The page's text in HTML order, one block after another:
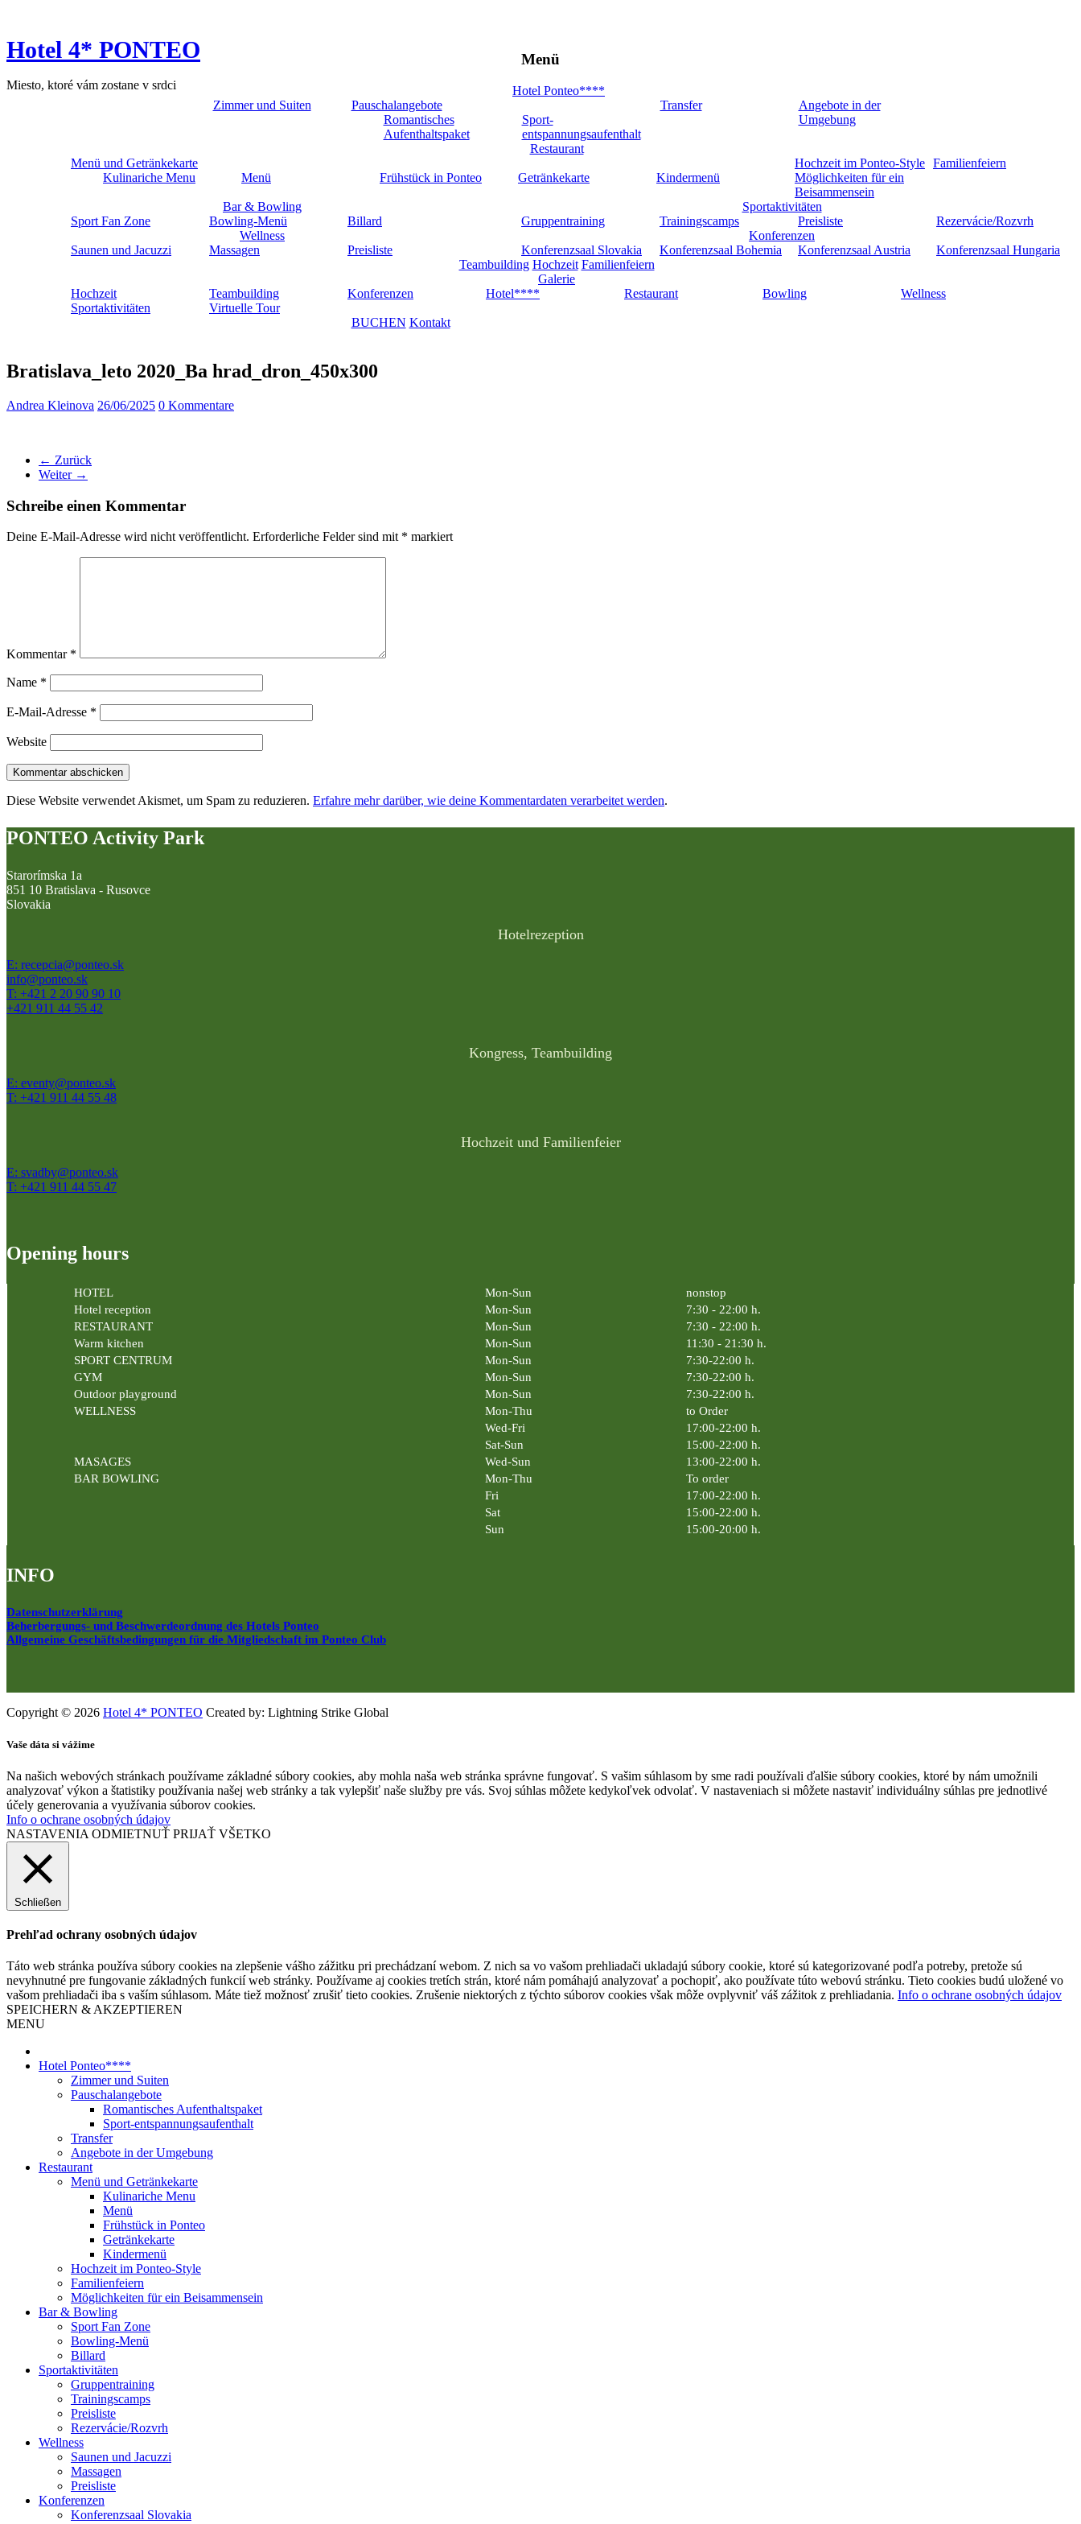
Hotel 4* PONTEO
Miesto, ktoré vám zostane v srdci
Menü
Hotel Ponteo****
Zimmer und Suiten
Pauschalangebote
Romantisches
Aufenthaltspaket
Sport-
entspannungsaufenthalt
Transfer
Angebote in der
Umgebung
Restaurant
Menü und Getränkekarte
Kulinariche Menu
Menü Frühstück in Ponteo Getränkekarte Kindermenü
Hochzeit im Ponteo-Style Familienfeiern
Möglichkeiten für ein
Beisammensein
Bar & Bowling
Sport Fan Zone
Bowling-Menü Billard
Sportaktivitäten
Gruppentraining
Trainingscamps Preisliste
Rezervácie/Rozvrh
Wellness
Saunen und Jacuzzi
Massagen Preisliste
Konferenzen
Konferenzsaal Slovakia
Konferenzsaal Bohemia Konferenzsaal Austria
Konferenzsaal Hungaria
Teambuilding Hochzeit Familienfeiern
Galerie
Hochzeit
Teambuilding Konferenzen Hotel**** Restaurant Bowling
Wellness
Sportaktivitäten
Virtuelle Tour
BUCHEN Kontakt
Bratislava_leto 2020_Ba hrad_dron_450x300
Andrea Kleinova 26/06/2025 0 Kommentare
← Zurück
Weiter →
Schreibe einen Kommentar
Deine E-Mail-Adresse wird nicht veröffentlicht. Erforderliche Felder sind mit * markiert
Kommentar *
Name *
E-Mail-Adresse *
Website
Diese Website verwendet Akismet, um Spam zu reduzieren. Erfahre mehr darüber, wie deine Kommentardaten verarbeitet werden.
PONTEO Activity Park
Starorímska 1a
851 10 Bratislava - Rusovce
Slovakia
Hotelrezeption
E: recepcia@ponteo.sk
info@ponteo.sk
T: +421 2 20 90 90 10
+421 911 44 55 42
Kongress, Teambuilding
E: eventy@ponteo.sk
T: +421 911 44 55 48
Hochzeit und Familienfeier
E: svadby@ponteo.sk
T: +421 911 44 55 47
Opening hours
HOTEL Mon-Sun
nonstop
Hotel reception
Mon-Sun
7:30 - 22:00 h.
RESTAURANT
Mon-Sun
7:30 - 22:00 h.
Warm kitchen
Mon-Sun
11:30 - 21:30 h.
SPORT CENTRUM
Mon-Sun
7:30-22:00 h.
GYM
Mon-Sun
7:30-22:00 h.
Outdoor playground
Mon-Sun
7:30-22:00 h.
WELLNESS
Mon-Thu
to Order
Wed-Fri
17:00-22:00 h.
Sat-Sun
15:00-22:00 h.
MASAGES
Wed-Sun
13:00-22:00 h.
BAR BOWLING
Mon-Thu
To order
Fri
17:00-22:00 h.
Sat
15:00-22:00 h.
Sun
15:00-20:00 h.
INFO
Datenschutzerklärung
Beherbergungs- und Beschwerdeordnung des Hotels Ponteo
Allgemeine Geschäftsbedingungen für die Mitgliedschaft im Ponteo Club
Copyright © 2026 Hotel 4* PONTEO Created by: Lightning Strike Global
Vaše dáta si vážime
Na našich webových stránkach používame základné súbory cookies, aby mohla naša web stránka správne fungovať. S vašim súhlasom by sme radi používali ďalšie súbory cookies, ktoré by nám umožnili
analyzovať výkon a štatistiky používania našej web stránky a tak vylepšiť naše služby pre vás. Svoj súhlas môžete kedykoľvek odvolať. V nastaveniach si môžete nastaviť individuálny súhlas pre jednotlivé
účely generovania a využívania súborov cookies.
Info o ochrane osobných údajov
NASTAVENIA ODMIETNUŤ PRIJAŤ VŠETKO
Schließen
Prehľad ochrany osobných údajov
Táto web stránka používa súbory cookies na zlepšenie vášho zážitku pri prechádzaní webom. Z nich sa vo vašom prehliadači ukladajú súbory cookie, ktoré sú kategorizované podľa potreby, pretože sú
nevyhnutné pre fungovanie základných funkcií web stránky. Používame aj cookies tretích strán, ktoré nám pomáhajú analyzovať a pochopiť, ako používate túto webovú stránku. Tieto cookies budú uložené vo
vašom prehliadači iba s vaším súhlasom. Máte tiež možnosť zrušiť tieto cookies. Zrušenie niektorých z týchto súborov cookies však môže ovplyvniť váš zážitok z prehliadania. Info o ochrane osobných údajov
SPEICHERN & AKZEPTIEREN
MENU
Hotel Ponteo****
Zimmer und Suiten
Pauschalangebote
Romantisches Aufenthaltspaket
Sport-entspannungsaufenthalt
Transfer
Angebote in der Umgebung
Restaurant
Menü und Getränkekarte
Kulinariche Menu
Menü
Frühstück in Ponteo
Getränkekarte
Kindermenü
Hochzeit im Ponteo-Style
Familienfeiern
Möglichkeiten für ein Beisammensein
Bar & Bowling
Sport Fan Zone
Bowling-Menü
Billard
Sportaktivitäten
Gruppentraining
Trainingscamps
Preisliste
Rezervácie/Rozvrh
Wellness
Saunen und Jacuzzi
Massagen
Preisliste
Konferenzen
Konferenzsaal Slovakia